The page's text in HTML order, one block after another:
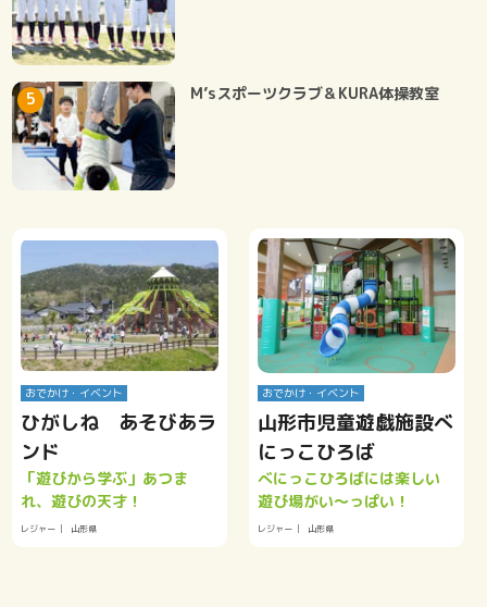
M’sスポーツクラブ＆KURA体操教室
おでかけ・イベント
ひがしね あそびあラ
ンド
「遊びから学ぶ」あつま
れ、遊びの天才！
レジャー 山形県
おでかけ・イベント
山形市児童遊戯施設べ
にっこひろば
べにっこひろばには楽しい
遊び場がい～っぱい！
レジャー 山形県